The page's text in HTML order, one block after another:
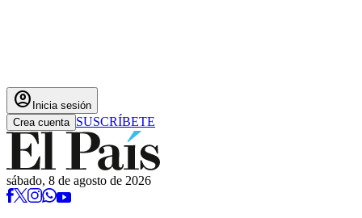
account_circle Inicia sesión
Crea cuenta SUSCRÍBETE
sábado, 8 de agosto de 2026